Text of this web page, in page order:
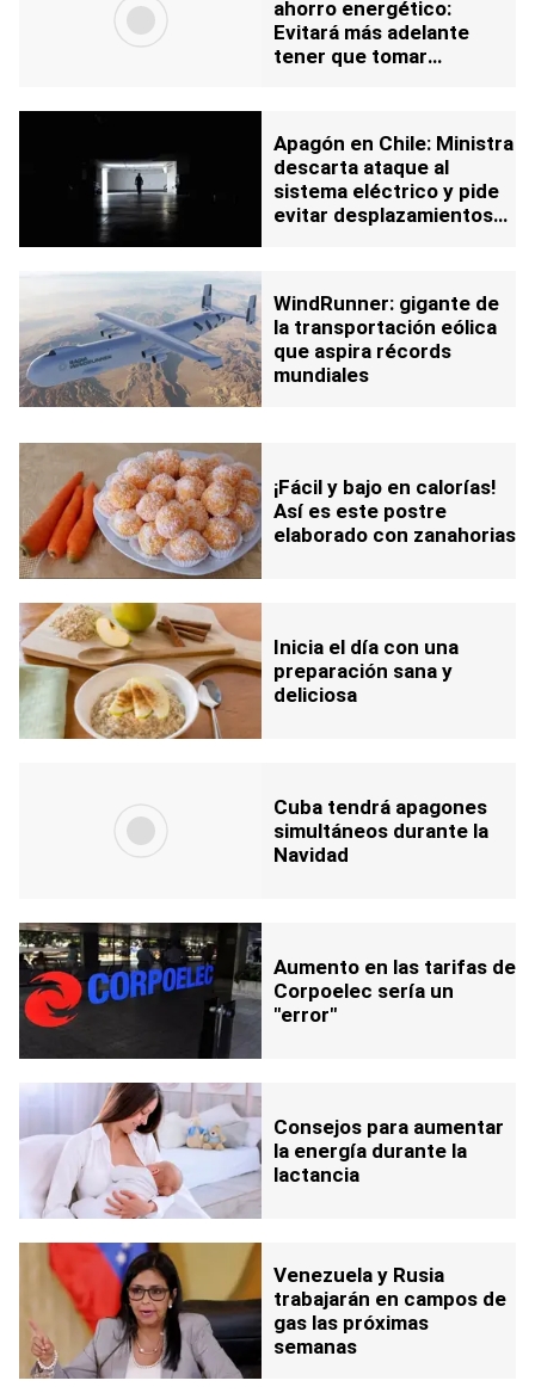
ahorro energético:
Evitará más adelante
tener que tomar
Apagón en Chile: Ministra
descarta ataque al
sistema eléctrico y pide
evitar desplazamientos
WindRunner: gigante de
la transportación eólica
que aspira récords
mundiales
¡Fácil y bajo en calorías!
Así es este postre
elaborado con zanahorias
Inicia el día con una
preparación sana y
deliciosa
Cuba tendrá apagones
simultáneos durante la
Navidad
Aumento en las tarifas de
Corpoelec sería un
"error"
Consejos para aumentar
la energía durante la
lactancia
Venezuela y Rusia
trabajarán en campos de
gas las próximas
semanas